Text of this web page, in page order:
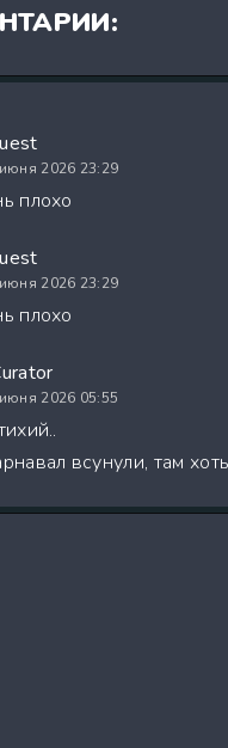
2026 23:29
плохо
2026 23:29
плохо
2026 05:55
всунули, там